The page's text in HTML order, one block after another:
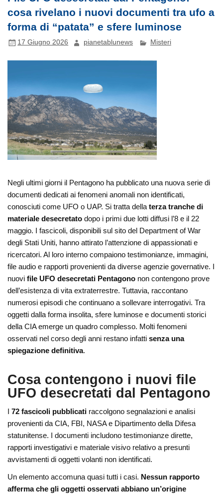
cosa rivelano i nuovi documenti tra ufo a
forma di “patata” e sfere luminose
17 Giugno 2026 pianetablunews Misteri
Negli ultimi giorni il Pentagono ha pubblicato una nuova serie di
documenti dedicati ai fenomeni anomali non identificati,
conosciuti come UFO o UAP. Si tratta dellaterza tranche di
materiale desecretato dopo i primi due lotti diffusi l’8 e il 22
maggio. I fascicoli, disponibili sul sito del Department of War
degli Stati Uniti, hanno attirato l’attenzione di appassionati e
ricercatori. Al loro interno compaiono testimonianze, immagini,
file audio e rapporti provenienti da diverse agenzie governative. I
nuovifile UFO desecretati Pentagono non contengono prove
dell’esistenza di vita extraterrestre. Tuttavia, raccontano
numerosi episodi che continuano a sollevare interrogativi. Tra
oggetti dalla forma insolita, sfere luminose e documenti storici
della CIA emerge un quadro complesso. Molti fenomeni
osservati nel corso degli anni restano infattisenza una
spiegazione definitiva.
Cosa contengono i nuovi file
UFO desecretati dal Pentagono
I72 fascicoli pubblicati raccolgono segnalazioni e analisi
provenienti da CIA, FBI, NASA e Dipartimento della Difesa
statunitense. I documenti includono testimonianze dirette,
rapporti investigativi e materiale visivo relativo a presunti
avvistamenti di oggetti volanti non identificati.
Un elemento accomuna quasi tutti i casi. Nessun rapporto
afferma che gli oggetti osservati abbiano un’origine